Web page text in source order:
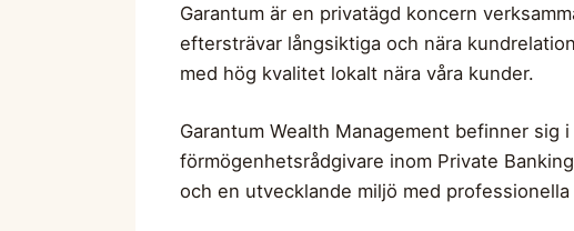
Garantum är en privatägd koncern
eftersträvar långsiktiga och nära
med hög kvalitet lokalt nära våra kunder.
Garantum Wealth Management befinner
förmögenhetsrådgivare inom Private
och en utvecklande miljö med professionella